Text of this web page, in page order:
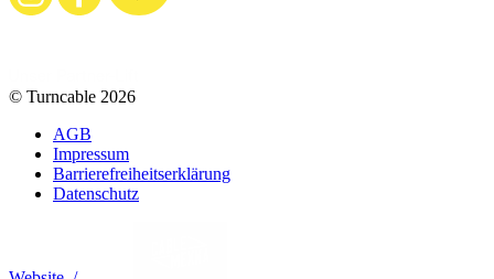
© Turncable 2026
AGB
Impressum
Barrierefreiheitserklärung
Datenschutz